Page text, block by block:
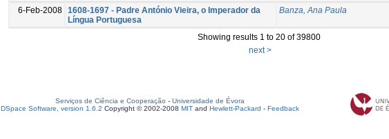
6-Feb-2008 1608-1697 - Padre António Vieira, o Imperador da
Língua Portuguesa
Banza, Ana Paula
Showing results 1 to 20 of 39800
next >
Serviços de Ciência e Cooperação - Universidade de Évora
DSpace Software, version 1.6.2 Copyright © 2002-2008 MIT and Hewlett-Packard - Feedback